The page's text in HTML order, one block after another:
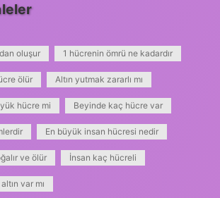
oluşur 1 hücrenin ömrü ne kadardır
ölür Altın yutmak zararlı mı
hücre mi Beyinde kaç hücre var
En büyük insan hücresi nedir
ve ölür İnsan kaç hücreli
var mı